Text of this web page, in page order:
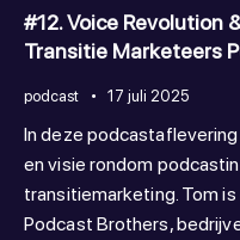
#12. Voice Revolution
Transitie Marketeers
podcast 17 juli 2025
In deze
en visie rondom
transitiemarketing. Tom
Podcast Brothers,